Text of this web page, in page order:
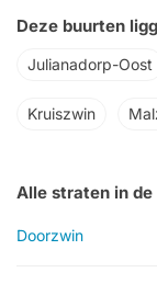
Deze buurten
Julianadorp-Oost
Kruiszwin
Alle straten in
Doorzwin